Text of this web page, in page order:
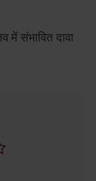
में संभावित दावा